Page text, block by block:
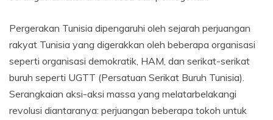
Pergerakan Tunisia dipengaruhi oleh sejarah perjuangan
rakyat Tunisia yang digerakkan oleh beberapa organisasi
seperti organisasi demokratik, HAM, dan serikat-serikat
buruh seperti UGTT (Persatuan Serikat Buruh Tunisia).
Serangkaian aksi-aksi massa yang melatarbelakangi
revolusi diantaranya: perjuangan beberapa tokoh untuk